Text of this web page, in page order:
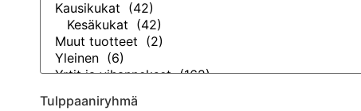
Tulppaaniryhmä